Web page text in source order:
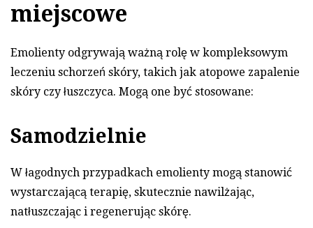
miejscowe
Emolienty odgrywają ważną rolę w kompleksowym
leczeniu schorzeń skóry, takich jak atopowe zapalenie
skóry czy łuszczyca. Mogą one być stosowane:
Samodzielnie
W łagodnych przypadkach emolienty mogą stanowić
wystarczającą terapię, skutecznie nawilżając,
natłuszczając i regenerując skórę.